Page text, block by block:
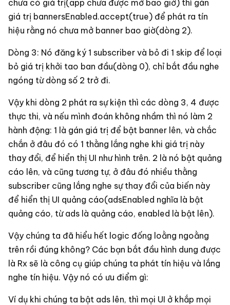
chưa có giá trị(app chưa được mở bao giờ) thì gán
giá trị bannersEnabled.accept(true) để phát ra tín
hiệu rằng nó chưa mở banner bao giờ(dòng 2).
Dòng 3: Nó đăng ký 1 subscriber và bỏ đi 1 skip để loại
bỏ giá trị khởi tao ban đầu(dòng 0), chỉ bắt đầu nghe
ngóng từ dòng số 2 trở đi.
Vậy khi dòng 2 phát ra sự kiện thì các dòng 3, 4 được
thực thi, và nếu mình đoán không nhầm thì nó làm 2
hành động: 1 là gán giá trị để bật banner lên, và chắc
chắn ở đâu đó có 1 thằng lắng nghe khi giá trị này
thay đổi, để hiển thị UI như hình trên. 2 là nó bật quảng
cáo lên, và cũng tương tự, ở đâu đó nhiều thằng
subscriber cũng lắng nghe sự thay đổi của biến này
để hiển thị UI quảng cáo(adsEnabled nghĩa là bật
quảng cáo, từ ads là quảng cáo, enabled là bật lên).
Vậy chúng ta đã hiểu hết logic đống loằng ngoằng
trên rồi đúng không? Các bạn bắt đầu hình dung được
là Rx sẽ là công cụ giúp chúng ta phát tín hiệu và lắng
nghe tín hiệu. Vậy nó có ưu điểm gì:
Ví dụ khi chúng ta bật ads lên, thì mọi UI ở khắp mọi